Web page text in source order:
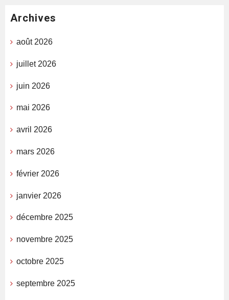
Archives
août 2026
juillet 2026
juin 2026
mai 2026
avril 2026
mars 2026
février 2026
janvier 2026
décembre 2025
novembre 2025
octobre 2025
septembre 2025